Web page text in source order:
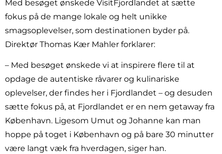
Med besøget ønskede VisitFjordlandet at sætte
fokus på de mange lokale og helt unikke
smagsoplevelser, som destinationen byder på.
Direktør Thomas Kær Mahler forklarer:
– Med besøget ønskede vi at inspirere flere til at
opdage de autentiske råvarer og kulinariske
oplevelser, der findes her i Fjordlandet – og desuden
sætte fokus på, at Fjordlandet er en nem getaway fra
København. Ligesom Umut og Johanne kan man
hoppe på toget i København og på bare 30 minutter
være langt væk fra hverdagen, siger han.